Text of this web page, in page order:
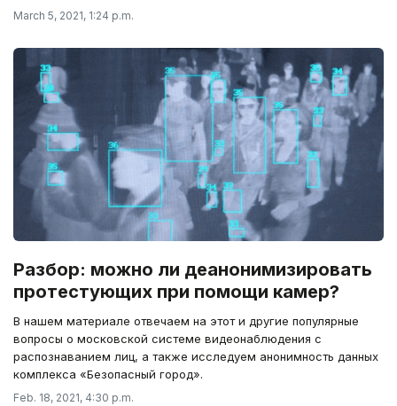
March 5, 2021, 1:24 p.m.
Разбор: можно ли деанонимизировать
протестующих при помощи камер?
В нашем материале отвечаем на этот и другие популярные
вопросы о московской системе видеонаблюдения с
распознаванием лиц, а также исследуем анонимность данных
комплекса «Безопасный город».
Feb. 18, 2021, 4:30 p.m.